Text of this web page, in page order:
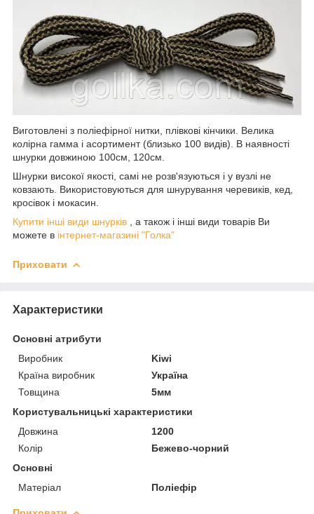
Виготовлені з поліефірної нитки, плівкові кінчики. Велика
колірна гамма і асортимент (близько 100 видів). В наявності
шнурки довжиною 100см, 120см.
Шнурки високої якості, самі не розв'язуються і у вузлі не
ковзають. Використовуються для шнурування черевиків, кед,
кросівок і мокасин.
Купити інші види шнурків , а також і інші види товарів Ви
можете в інтернет-магазині "Голка"
Приховати
Характеристики
Основні атрибути
Виробник
Kiwi
Країна виробник
Україна
Товщина
5мм
Користувальницькі характеристики
Довжина
1200
Колір
Бежево-чорний
Основні
Матеріал
Поліефір